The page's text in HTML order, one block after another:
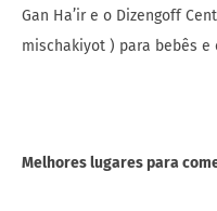
Gan Ha’ir e o Dizengoff
mischakiyot ) para bebês e
Melhores lugares para